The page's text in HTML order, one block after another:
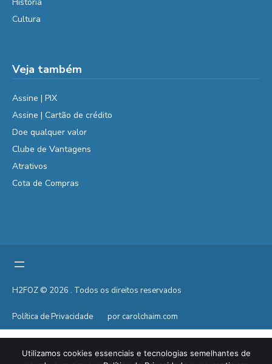
Cultura
Veja também
Assine | PIX
Assine | Cartão de crédito
Doe qualquer valor
Clube de Vantagens
Atrativos
Cota de Compras
H2FOZ © 2026 . Todos os direitos reservados
Política de Privacidade por carolchaim.com
Utilizamos cookies essenciais e tecnologias semelhantes de